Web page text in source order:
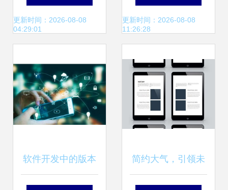
的得力助手
更新时间：2026-08-08
04:29:01
蓝色渐变矢量模板
更新时间：2026-08-08
11:26:28
软件开发中的版本 简约大气，引领未